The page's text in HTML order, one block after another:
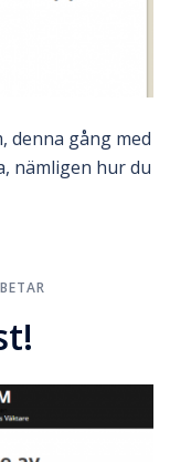
denna gång med
nämligen hur du